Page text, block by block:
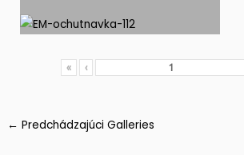
« ‹
← Predchádzajúci Galleries